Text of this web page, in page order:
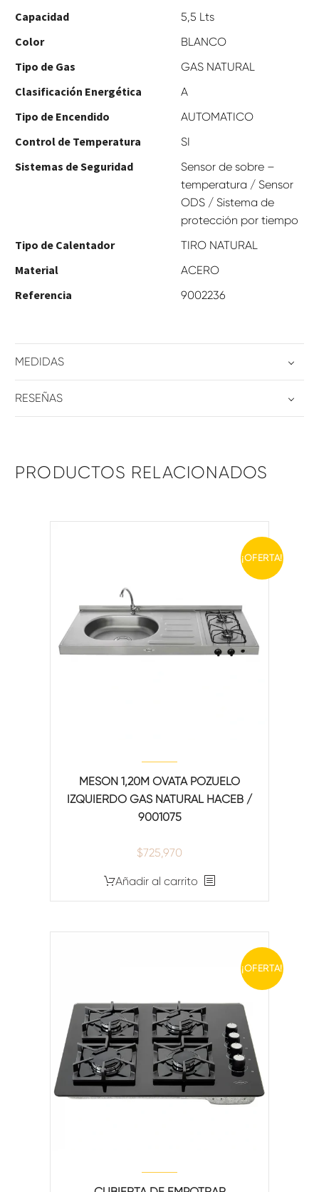
Capacidad 5,5 Lts
Color BLANCO
Tipo de Gas GAS NATURAL
Clasificación Energética A
Tipo de Encendido AUTOMATICO
Control de Temperatura SI
Sistemas de Seguridad
Sensor de sobre –
temperatura / Sensor
ODS / Sistema de
protección por tiempo
Tipo de Calentador TIRO NATURAL
Material ACERO
Referencia 9002236
MEDIDAS
RESEÑAS
PRODUCTOS RELACIONADOS
¡OFERTA!
MESON 1,20M OVATA POZUELO
IZQUIERDO GAS NATURAL HACEB /
9001075
$725,970
Añadir al carrito
¡OFERTA!